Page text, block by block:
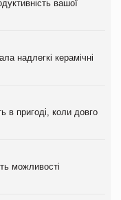
вашої
надлегкі керамічні
в пригоді, коли довго
можливості